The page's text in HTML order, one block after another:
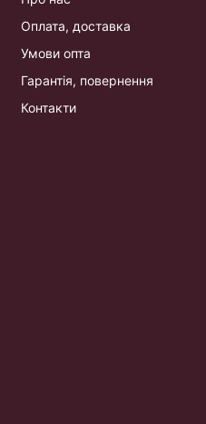
Оплата, доставка
Умови опта
Гарантія, повернення
Контакти